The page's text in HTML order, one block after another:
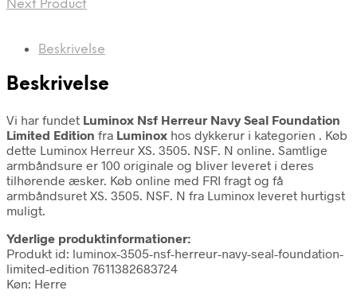
Next Product
Beskrivelse
Beskrivelse
Vi har fundet Luminox Nsf Herreur Navy Seal Foundation
Limited Edition fra Luminox hos dykkerur i kategorien . Køb
dette Luminox Herreur XS. 3505. NSF. N online. Samtlige
armbåndsure er 100 originale og bliver leveret i deres
tilhørende æsker. Køb online med FRI fragt og få
armbåndsuret XS. 3505. NSF. N fra Luminox leveret hurtigst
muligt.
Yderlige produktinformationer:
Produkt id: luminox-3505-nsf-herreur-navy-seal-foundation-
limited-edition 7611382683724
Køn: Herre